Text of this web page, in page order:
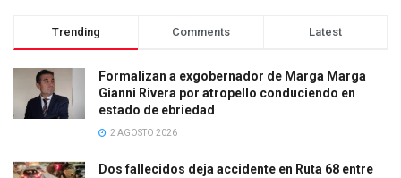
Trending Comments Latest
Formalizan a exgobernador de Marga Marga
Gianni Rivera por atropello conduciendo en
estado de ebriedad
2 AGOSTO 2026
Dos fallecidos deja accidente en Ruta 68 entre